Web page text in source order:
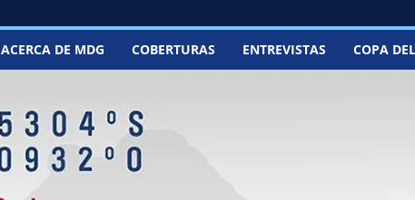
ACERCA DE MDG COBERTURAS ENTREVISTAS COPA